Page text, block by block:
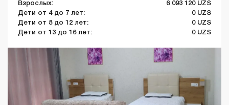
Взрослых:
6 093 120 UZS
Дети от 4 до 7 лет:
0 UZS
Дети от 8 до 12 лет:
0 UZS
Дети от 13 до 16 лет:
0 UZS